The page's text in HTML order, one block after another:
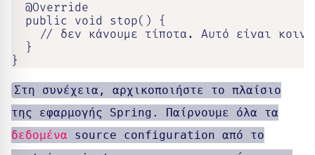
  @Override
  public void stop() {
// δεν κάνουμε τίποτα. Αυτό είναι
  }
}
Στη συνέχεια, αρχικοποιήστε το πλαίσιο
της εφαρμογής Spring. Παίρνουμε όλα τα
δεδομένα source configuration από το